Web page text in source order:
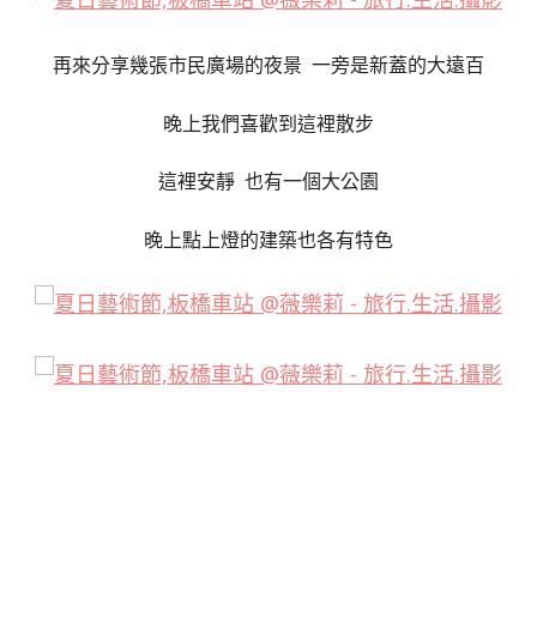
再來分享幾張市民廣場的夜景 一旁是新蓋的大遠百
晚上我們喜歡到這裡散步
這裡安靜 也有一個大公園
晚上點上燈的建築也各有特色